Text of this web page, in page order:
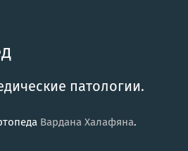
патологии.
Вардана Халафяна.